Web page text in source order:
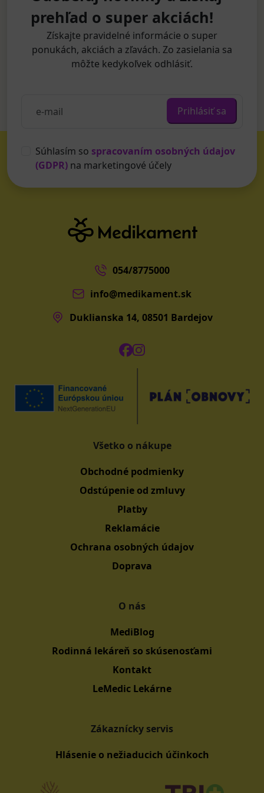
prehľad o super akciách!
Získajte pravidelné informácie o super
ponukách, akciách a zľavách. Zo zasielania sa
môžte kedykoľvek odhlásiť.
Prihlásiť sa
Súhlasím so spracovaním osobných údajov
(GDPR) na marketingové účely
054/8775000
info@medikament.sk
Duklianska 14, 08501 Bardejov
Všetko o nákupe
Obchodné podmienky
Odstúpenie od zmluvy
Platby
Reklamácie
Ochrana osobných údajov
Doprava
O nás
MediBlog
Rodinná lekáreň so skúsenosťami
Kontakt
LeMedic Lekárne
Zákaznícky servis
Hlásenie o nežiaducich účinkoch